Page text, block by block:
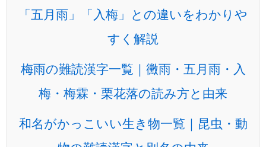
「五月雨」「入梅」との違いをわかりや
すく解説
梅雨の難読漢字一覧｜黴雨・五月雨・入
梅・梅霖・栗花落の読み方と由来
和名がかっこいい生き物一覧｜昆虫・動